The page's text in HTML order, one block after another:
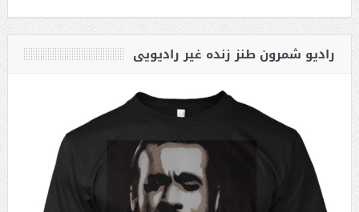
رادیو شمرون طنز زنده غیر رادیویی